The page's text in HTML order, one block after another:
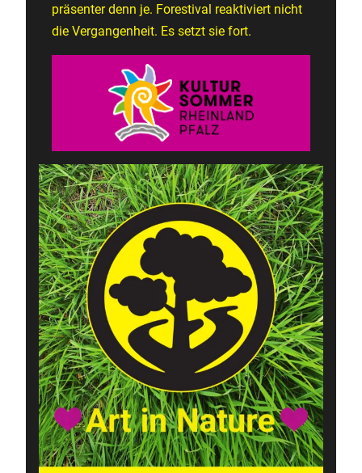
präsenter denn je. Forestival reaktiviert nicht
die Vergangenheit. Es setzt sie fort.